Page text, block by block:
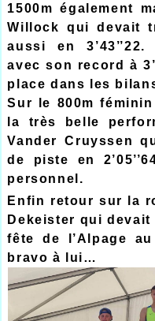
1500m également
Willock qui devait
aussi en
avec son record à
place dans les
Sur le 800m
la très belle
Vander Cruyssen
de piste en
personnel.
Enfin retour sur la
Dekeister qui
fête de l’Alpage au
bravo à lui…